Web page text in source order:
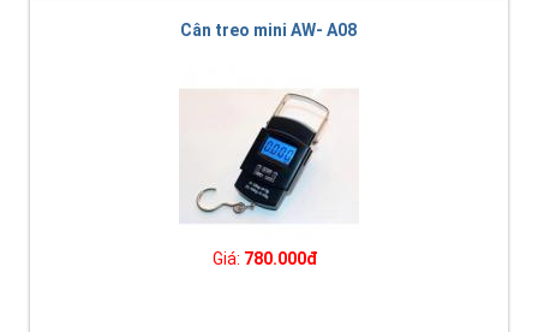
Cân treo mini AW- A08
Giá: 780.000đ